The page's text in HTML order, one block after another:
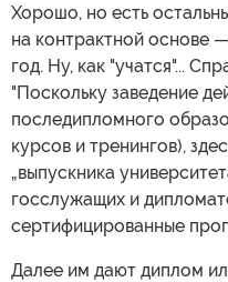
Хорошо, но есть
на контрактной основе
год. Ну, как "учатся"...
"Поскольку заведение
последипломного
курсов и тренингов),
„выпускника
госслужащих и
сертифицированные
Далее им дают диплом